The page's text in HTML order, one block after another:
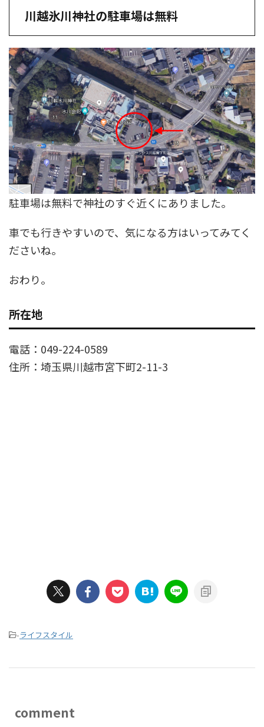
川越氷川神社の駐車場は無料
駐車場は無料で神社のすぐ近くにありました。
車でも行きやすいので、気になる方はいってみてく
ださいね。
おわり。
所在地
電話：049-224-0589
住所：埼玉県川越市宮下町2-11-3
-ライフスタイル
comment